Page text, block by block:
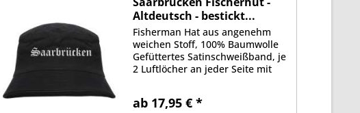
Altdeutsch - bestickt...
Fisherman Hat aus angenehm
weichen Stoff, 100% Baumwolle
Gefüttertes Satinschweißband, je
2 Luftlöcher an jeder Seite mit
S/M (ca. 56cm Kopfumfang) oder
ab 17,95 € *